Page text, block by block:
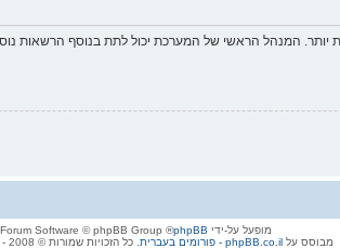
המנהל הראשי של המערכת יכול לתת בנוסף הרשאות
מופעל על-ידי phpBB
® Forum Software © phpBB Group
מבוסס עלphpBB.co.il - פורומים בעברית . כל הזכויות שמורות © 2008 - phpBB.co.il.